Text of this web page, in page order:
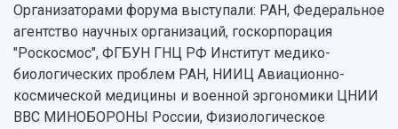
Организаторами форума выступали: РАН, Федеральное
агентство научных организаций, госкорпорация
"Роскосмос", ФГБУН ГНЦ РФ Институт медико-
биологических проблем РАН, НИИЦ Авиационно-
космической медицины и военной эргономики ЦНИИ
ВВС МИНОБОРОНЫ России, Физиологическое